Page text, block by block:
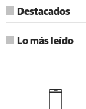
Destacados
Lo más leído